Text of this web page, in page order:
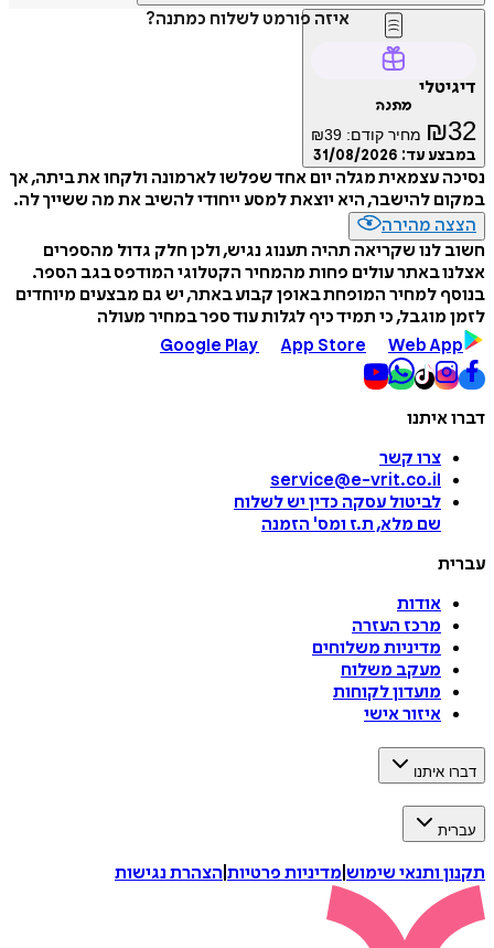
איזה פורמט לשלוח כמתנה?
דיגיטלי
מתנה
₪32 מחיר קודם: ₪39
במבצע עד: 31/08/2026
נסיכה עצמאית מגלה יום אחד שפלשו לארמונה ולקחו את ביתה, אך
במקום להישבר, היא יוצאת למסע ייחודי להשיב את מה ששייך לה.
הצצה מהירה
חשוב לנו שקריאה תהיה תענוג נגיש, ולכן חלק גדול מהספרים
אצלנו באתר עולים פחות מהמחיר הקטלוגי המודפס בגב הספר.
בנוסף למחיר המופחת באופן קבוע באתר, יש גם מבצעים מיוחדים
לזמן מוגבל, כי תמיד כיף לגלות עוד ספר במחיר מעולה
Google Play
App Store Web App
דברו איתנו
צרו קשר
service@e-vrit.co.il
לביטול עסקה כדין יש לשלוח
שם מלא, ת.ז ומס' הזמנה
עברית
אודות
מרכז העזרה
מדיניות משלוחים
מעקב משלוח
מועדון לקוחות
איזור אישי
דברו איתנו
עברית
תקנון ותנאי שימוש מדיניות פרטיות הצהרת נגישות